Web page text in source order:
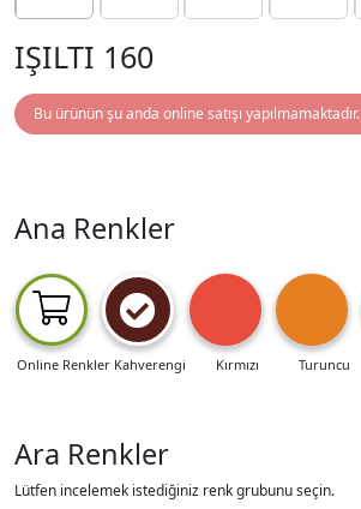
IŞILTI 160
Bu ürünün şu anda online satışı yapılmamaktadır.
Ana Renkler
Online Renkler Kahverengi Kırmızı Turuncu
Ara Renkler
Lütfen incelemek istediğiniz renk grubunu seçin.